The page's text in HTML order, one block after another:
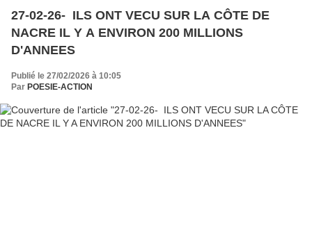
27-02-26- ILS ONT VECU SUR LA CÔTE DE
NACRE IL Y A ENVIRON 200 MILLIONS
D'ANNEES
Publié le 27/02/2026 à 10:05
Par POESIE-ACTION